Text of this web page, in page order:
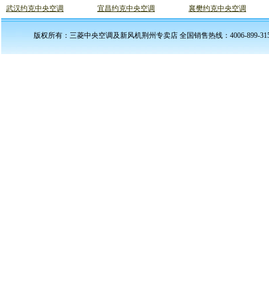
武汉约克中央空调
宜昌约克中央空调 襄樊约克中央空调
版权所有：三菱中央空调及新风机荆州专卖店 全国销售热线：4006-899-